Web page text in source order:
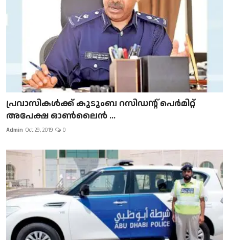
പ്രവാസികള്‍ക്ക് കുടുംബ റസിഡന്റ് പെർമിറ്റ്
അപേക്ഷ ഓൺലൈൻ ...
Admin Oct 29, 2019 0